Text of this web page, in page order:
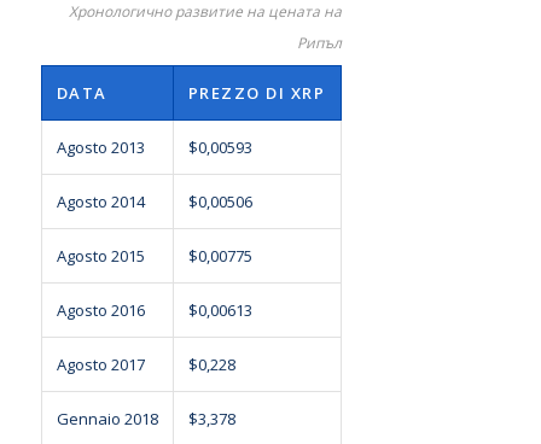
Хронологично развитие на цената на
Рипъл
DATA PREZZO DI XRP
Agosto 2013 $0,00593
Agosto 2014 $0,00506
Agosto 2015 $0,00775
Agosto 2016 $0,00613
Agosto 2017 $0,228
Gennaio 2018 $3,378